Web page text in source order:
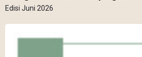
Edisi Juni 2026